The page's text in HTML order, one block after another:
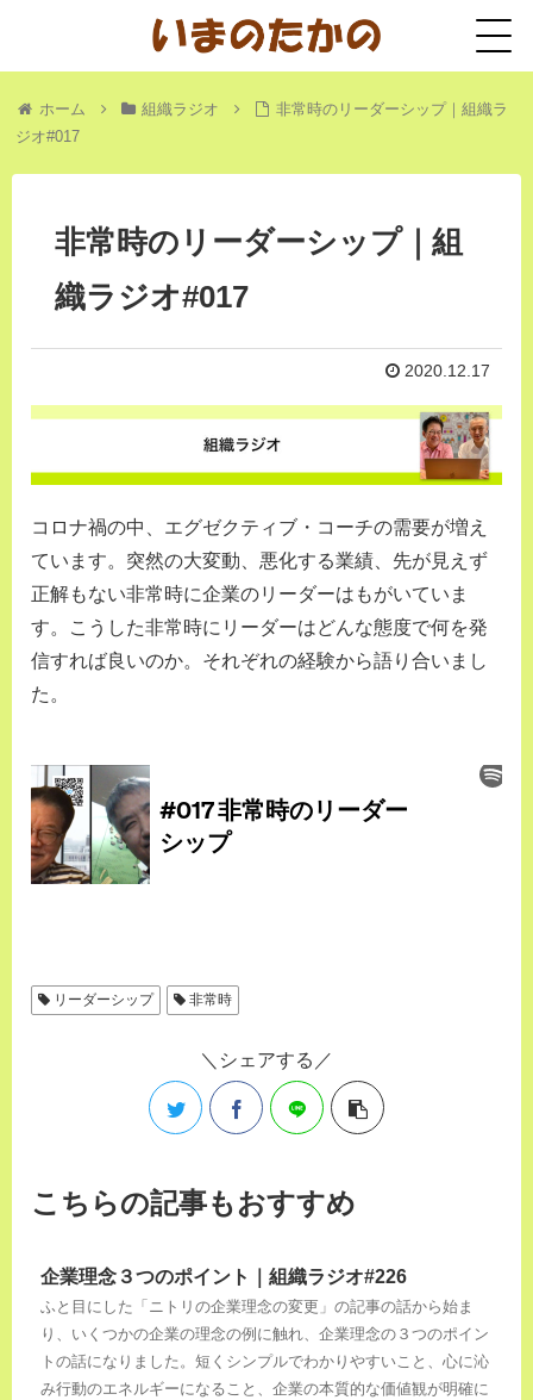
ホーム 組織ラジオ
非常時のリーダーシップ｜組織ラ
ジオ#017
非常時のリーダーシップ｜組
織ラジオ#017
2020.12.17
コロナ禍の中、エグゼクティブ・コーチの需要が増え
ています。突然の大変動、悪化する業績、先が見えず
正解もない非常時に企業のリーダーはもがいていま
す。こうした非常時にリーダーはどんな態度で何を発
信すれば良いのか。それぞれの経験から語り合いまし
た。
リーダーシップ 非常時
シェアする
こちらの記事もおすすめ
企業理念３つのポイント｜組織ラジオ#226
ふと目にした「ニトリの企業理念の変更」の記事の話から始ま
り、いくつかの企業の理念の例に触れ、企業理念の３つのポイン
トの話になりました。短くシンプルでわかりやすいこと、心に沁
み行動のエネルギーになること、企業の本質的な価値観が明確に